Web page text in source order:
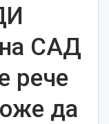
САД
рече
да